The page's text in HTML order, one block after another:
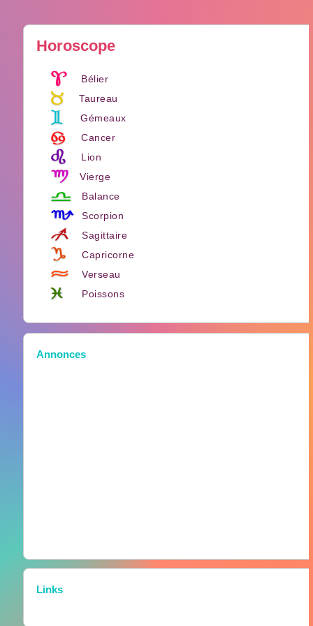
Horoscope
Bélier
Taureau
Gémeaux
Cancer
Lion
Vierge
Balance
Scorpion
Sagittaire
Capricorne
Verseau
Poissons
Annonces
Links